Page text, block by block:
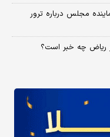
مجلس درباره ترور
ریاض چه خبر است؟